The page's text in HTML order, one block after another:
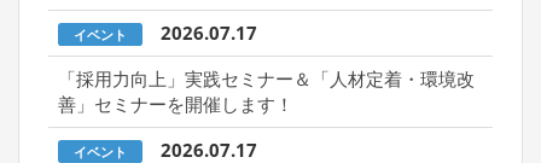
イベント
2026.07.17
「採用力向上」実践セミナー＆「人材定着・環境改
善」セミナーを開催します！
イベント
2026.07.17